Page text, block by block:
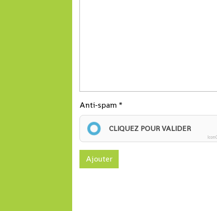
Anti-spam
CLIQUEZ POUR VALIDER
Ajouter